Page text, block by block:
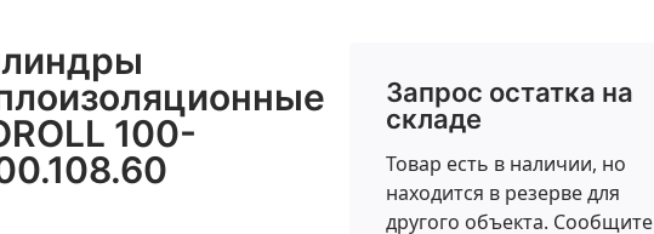
100-
Запрос остатка на
складе
Товар есть в наличии, но
находится в резерве для
другого объекта. Сообщите